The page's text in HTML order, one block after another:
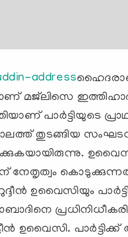
മജ്‌ലിസെ
പാര്‍ട്ടിയുടെ
തുടങ്ങിയ
ഉവൈസിയും
ഉവൈസി.